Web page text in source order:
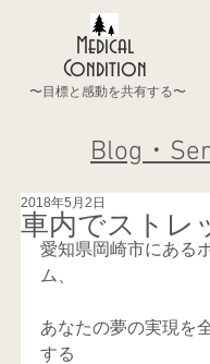
Medical
Condition
〜目標と感動を共有する〜
Blog・
車内でストレ
2018年5月2日
愛知県岡崎市にある
ム、
あなたの夢の実現を
する